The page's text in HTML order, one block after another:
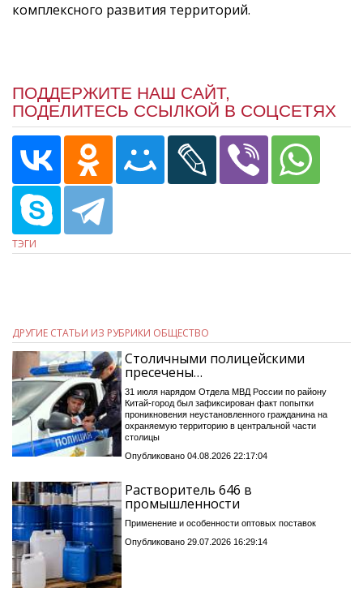
комплексного развития территорий.
ПОДДЕРЖИТЕ НАШ САЙТ,
ПОДЕЛИТЕСЬ ССЫЛКОЙ В СОЦСЕТЯХ
ТЭГИ
ДРУГИЕ СТАТЬИ ИЗ РУБРИКИ ОБЩЕСТВО
Столичными полицейскими
пресечены…
31 июля нарядом Отдела МВД России по району
Китай-город был зафиксирован факт попытки
проникновения неустановленного гражданина на
охраняемую территорию в центральной части
столицы
Опубликовано 04.08.2026 22:17:04
Растворитель 646 в
промышленности
Применение и особенности оптовых поставок
Опубликовано 29.07.2026 16:29:14